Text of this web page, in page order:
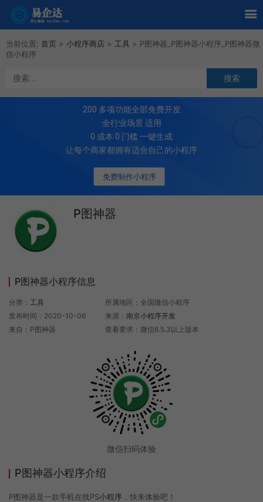
当前位置: 首页 > 小程序商店 > 工具 > P图神器_P图神器小程序_P图神器微
信小程序
免费制作小程序
200 多项功能全部免费开发
全行业场景 适用
0 成本 0 门槛 一键生成
让每个商家都拥有适合自己的小程序
P图神器
P图神器小程序信息
分类： 工具
发布时间：2020-10-06
来自：P图神器
所属地区：全国微信小程序
来源：南京小程序开发
查看要求：微信6.5.3以上版本
微信扫码体验
P图神器小程序介绍
P图神器是一款手机在线PS小程序 ，快来体验吧！